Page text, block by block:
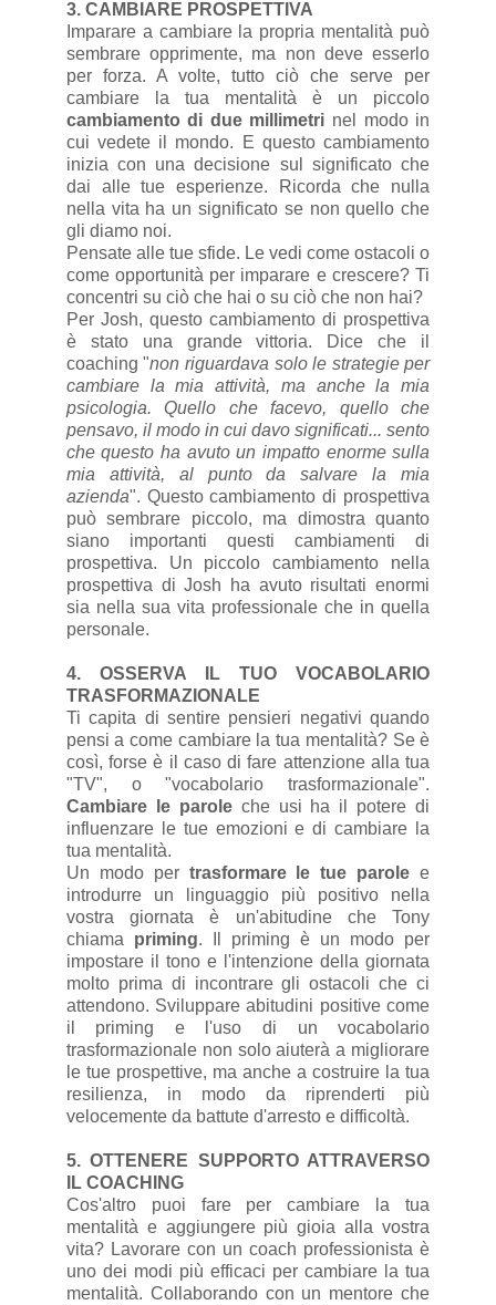
3. CAMBIARE PROSPETTIVA
Imparare a cambiare la propria mentalità può
sembrare opprimente, ma non deve esserlo
per forza. A volte, tutto ciò che serve per
cambiare la tua mentalità è un piccolo
cambiamento di due millimetri nel modo in
cui vedete il mondo. E questo cambiamento
inizia con una decisione sul significato che
dai alle tue esperienze. Ricorda che nulla
nella vita ha un significato se non quello che
gli diamo noi.
Pensate alle tue sfide. Le vedi come ostacoli o
come opportunità per imparare e crescere? Ti
concentri su ciò che hai o su ciò che non hai?
Per Josh, questo cambiamento di prospettiva
è stato una grande vittoria. Dice che il
coaching "non riguardava solo le strategie per
cambiare la mia attività, ma anche la mia
psicologia. Quello che facevo, quello che
pensavo, il modo in cui davo significati... sento
che questo ha avuto un impatto enorme sulla
mia attività, al punto da salvare la mia
azienda". Questo cambiamento di prospettiva
può sembrare piccolo, ma dimostra quanto
siano importanti questi cambiamenti di
prospettiva. Un piccolo cambiamento nella
prospettiva di Josh ha avuto risultati enormi
sia nella sua vita professionale che in quella
personale.
4. OSSERVA IL TUO VOCABOLARIO
TRASFORMAZIONALE
Ti capita di sentire pensieri negativi quando
pensi a come cambiare la tua mentalità? Se è
così, forse è il caso di fare attenzione alla tua
"TV", o "vocabolario trasformazionale".
Cambiare le paroleche usi ha il potere di
influenzare le tue emozioni e di cambiare la
tua mentalità.
Un modo per trasformare le tue parole e
introdurre un linguaggio più positivo nella
vostra giornata è un'abitudine che Tony
chiama priming. Il priming è un modo per
impostare il tono e l'intenzione della giornata
molto prima di incontrare gli ostacoli che ci
attendono. Sviluppare abitudini positive come
il priming e l'uso di un vocabolario
trasformazionale non solo aiuterà a migliorare
le tue prospettive, ma anche a costruire la tua
resilienza, in modo da riprenderti più
velocemente da battute d'arresto e difficoltà.
5. OTTENERE SUPPORTO ATTRAVERSO
IL COACHING
Cos'altro puoi fare per cambiare la tua
mentalità e aggiungere più gioia alla vostra
vita? Lavorare con un coach professionista è
uno dei modi più efficaci per cambiare la tua
mentalità. Collaborando con un mentore che